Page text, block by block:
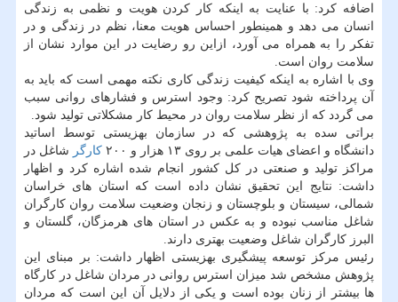
اضافه كرد: با عنایت به اینكه كار كردن هویت و نظمی به زندگی
انسان می دهد و همینطور احساس هویت معنا، نظم در زندگی و در
تفكر را به همراه می آورد، ازاین رو رضایت در این موارد نشان از
سلامت روان است.
وی با اشاره به اینكه كیفیت زندگی كاری نكته مهمی است كه باید به
آن پرداخته شود تصریح كرد: وجود استرس و فشارهای روانی سبب
می گردد كه از نظر سلامت روان در محیط كار مشكلاتی تولید شود.
براتی سده به پژوهشی كه در سازمان بهزیستی توسط اساتید
دانشگاه و اعضای هیات علمی بر روی ۱۳ هزار و ۲۰۰
كارگر شاغل در
مراكز تولید و صنعتی در كل كشور انجام شده اشاره كرد و اظهار
داشت: نتایج این تحقیق نشان داده است كه استان های خراسان
شمالی، سیستان و بلوچستان و زنجان وضعیت سلامت روان كارگران
شاغل مناسب نبوده و به عكس در استان های هرمزگان، گلستان و
البرز كارگران شاغل وضعیت بهتری دارند.
رئیس مركز توسعه پیشگیری بهزیستی اظهار داشت: بر مبنای این
پژوهش مشخص شد میزان استرس روانی در مردان شاغل در كارگاه
ها بیشتر از زنان بوده است و یكی از دلایل آن این است كه مردان